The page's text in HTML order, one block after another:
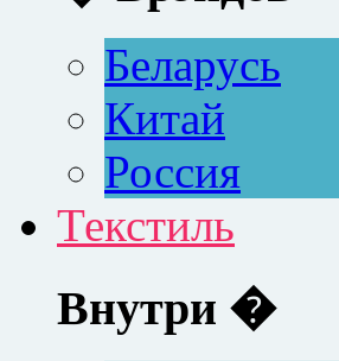
Беларусь
Китай
Россия
Текстиль
Внутри �